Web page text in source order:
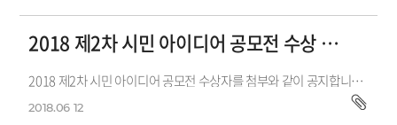
2018.06 12
2018 제2차 시민 아이디어 공모전 수상 결과
2018 제2차 시민 아이디어 공모전 수상자를 첨부와 같이 공지합니다.수상을 하신 분들께 축하를 드리고, 수상내역은 개별 통보할 예정입니다.&nbs...